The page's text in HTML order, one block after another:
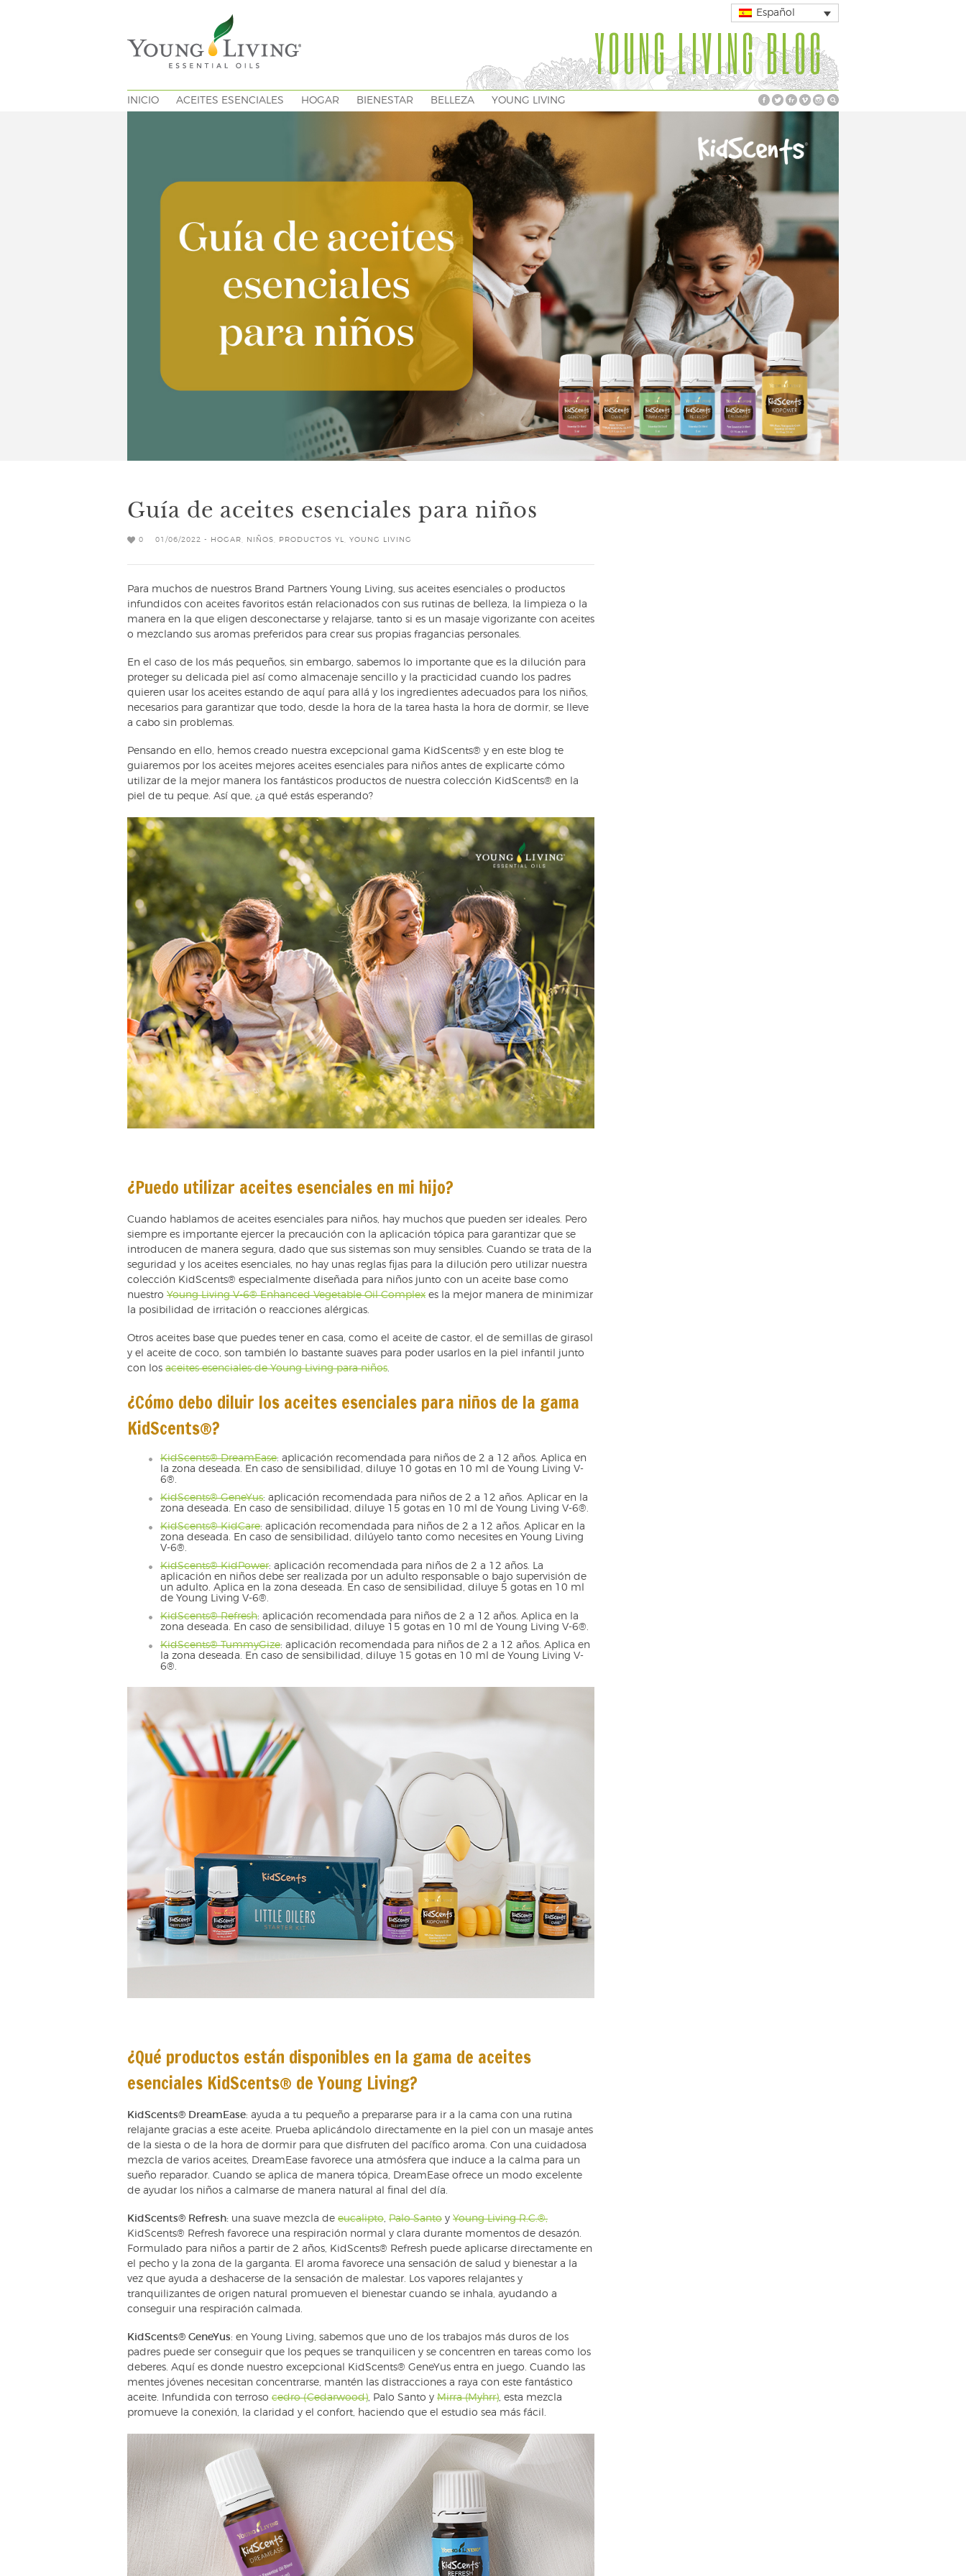
Español
YOUNG LIVING BLOG
INICIO ACEITES ESENCIALES HOGAR BIENESTAR BELLEZA YOUNG LIVING
Guía de aceites esenciales para niños
0 01/06/2022 - HOGAR NIÑOS PRODUCTOS YL YOUNG LIVING
Para muchos de nuestros Brand Partners Young Living, sus aceites esenciales o productos
infundidos con aceites favoritos están relacionados con sus rutinas de belleza, la limpieza o la
manera en la que eligen desconectarse y relajarse, tanto si es un masaje vigorizante con aceites
o mezclando sus aromas preferidos para crear sus propias fragancias personales.
En el caso de los más pequeños, sin embargo, sabemos lo importante que es la dilución para
proteger su delicada piel así como almacenaje sencillo y la practicidad cuando los padres
quieren usar los aceites estando de aquí para allá y los ingredientes adecuados para los niños,
necesarios para garantizar que todo, desde la hora de la tarea hasta la hora de dormir, se lleve
a cabo sin problemas.
Pensando en ello, hemos creado nuestra excepcional gama KidScents® y en este blog te
guiaremos por los aceites mejores aceites esenciales para niños antes de explicarte cómo
utilizar de la mejor manera los fantásticos productos de nuestra colección KidScents® en la
piel de tu peque. Así que, ¿a qué estás esperando?
¿Puedo utilizar aceites esenciales en mi hijo?
Cuando hablamos de aceites esenciales para niños, hay muchos que pueden ser ideales. Pero
siempre es importante ejercer la precaución con la aplicación tópica para garantizar que se
introducen de manera segura, dado que sus sistemas son muy sensibles. Cuando se trata de la
seguridad y los aceites esenciales, no hay unas reglas fijas para la dilución pero utilizar nuestra
colección KidScents® especialmente diseñada para niños junto con un aceite base como
nuestro Young Living V-6® Enhanced Vegetable Oil Complex es la mejor manera de minimizar
la posibilidad de irritación o reacciones alérgicas.
Otros aceites base que puedes tener en casa, como el aceite de castor, el de semillas de girasol
y el aceite de coco, son también lo bastante suaves para poder usarlos en la piel infantil junto
con los aceites esenciales de Young Living para niños.
¿Cómo debo diluir los aceites esenciales para niños de la gama
KidScents®?
KidScents® DreamEase: aplicación recomendada para niños de 2 a 12 años. Aplica en
la zona deseada. En caso de sensibilidad, diluye 10 gotas en 10 ml de Young Living V-
6®.
KidScents® GeneYus: aplicación recomendada para niños de 2 a 12 años. Aplicar en la
zona deseada. En caso de sensibilidad, diluye 15 gotas en 10 ml de Young Living V-6®.
KidScents® KidCare: aplicación recomendada para niños de 2 a 12 años. Aplicar en la
zona deseada. En caso de sensibilidad, dilúyelo tanto como necesites en Young Living
V-6®.
KidScents® KidPower: aplicación recomendada para niños de 2 a 12 años. La
aplicación en niños debe ser realizada por un adulto responsable o bajo supervisión de
un adulto. Aplica en la zona deseada. En caso de sensibilidad, diluye 5 gotas en 10 ml
de Young Living V-6®.
KidScents® Refresh: aplicación recomendada para niños de 2 a 12 años. Aplica en la
zona deseada. En caso de sensibilidad, diluye 15 gotas en 10 ml de Young Living V-6®.
KidScents® TummyGize: aplicación recomendada para niños de 2 a 12 años. Aplica en
la zona deseada. En caso de sensibilidad, diluye 15 gotas en 10 ml de Young Living V-
6®.
¿Qué productos están disponibles en la gama de aceites
esenciales KidScents® de Young Living?
KidScents® DreamEase: ayuda a tu pequeño a prepararse para ir a la cama con una rutina
relajante gracias a este aceite. Prueba aplicándolo directamente en la piel con un masaje antes
de la siesta o de la hora de dormir para que disfruten del pacífico aroma. Con una cuidadosa
mezcla de varios aceites, DreamEase favorece una atmósfera que induce a la calma para un
sueño reparador. Cuando se aplica de manera tópica, DreamEase ofrece un modo excelente
de ayudar los niños a calmarse de manera natural al final del día.
KidScents® Refresh: una suave mezcla de eucalipto, Palo Santo y Young Living R.C.®,
KidScents® Refresh favorece una respiración normal y clara durante momentos de desazón.
Formulado para niños a partir de 2 años, KidScents® Refresh puede aplicarse directamente en
el pecho y la zona de la garganta. El aroma favorece una sensación de salud y bienestar a la
vez que ayuda a deshacerse de la sensación de malestar. Los vapores relajantes y
tranquilizantes de origen natural promueven el bienestar cuando se inhala, ayudando a
conseguir una respiración calmada.
KidScents® GeneYus: en Young Living, sabemos que uno de los trabajos más duros de los
padres puede ser conseguir que los peques se tranquilicen y se concentren en tareas como los
deberes. Aquí es donde nuestro excepcional KidScents® GeneYus entra en juego. Cuando las
mentes jóvenes necesitan concentrarse, mantén las distracciones a raya con este fantástico
aceite. Infundida con terroso cedro (Cedarwood), Palo Santo y Mirra (Myhrr), esta mezcla
promueve la conexión, la claridad y el confort, haciendo que el estudio sea más fácil.